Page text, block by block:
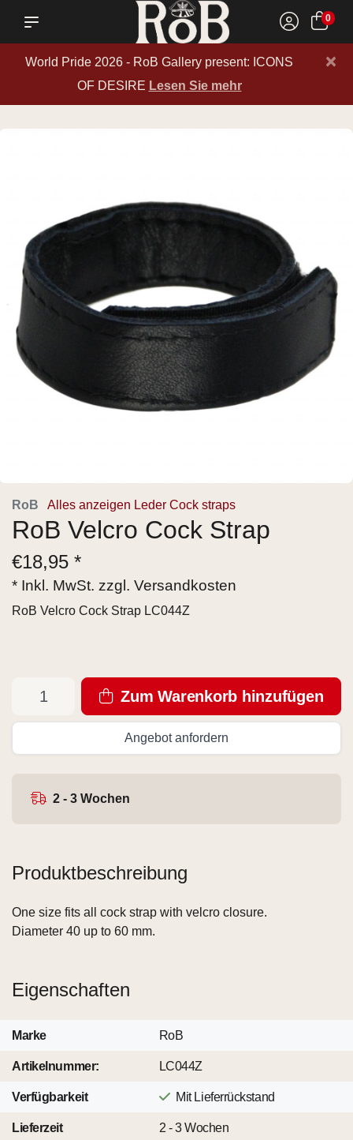
0
World Pride 2026 - RoB Gallery present: ICONS
OF DESIRE Lesen Sie mehr
×
RoB Alles anzeigen Leder Cock straps
RoB Velcro Cock Strap
€18,95 *
* Inkl. MwSt. zzgl. Versandkosten
RoB Velcro Cock Strap LC044Z
Zum Warenkorb hinzufügen
Angebot anfordern
2 - 3 Wochen
Produktbeschreibung
One size fits all cock strap with velcro closure.
Diameter 40 up to 60 mm.
Eigenschaften
Marke RoB
Artikelnummer: LC044Z
Verfügbarkeit Mit Lieferrückstand
Lieferzeit 2 - 3 Wochen